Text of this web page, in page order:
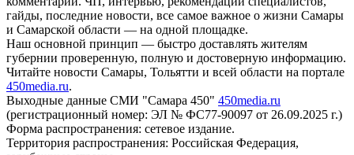
гайды, последние новости, все самое важное о жизни Самары
и Самарской области — на одной площадке.
Наш основной принцип — быстро доставлять жителям
губернии проверенную, полную и достоверную информацию.
Читайте новости Самары, Тольятти и всей области на портале
450media.ru.
Выходные данные СМИ "Самара 450" 450media.ru
(регистрационный номер: ЭЛ № ФС77-90097 от 26.09.2025 г.)
Форма распространения: сетевое издание.
Территория распространения: Российская Федерация,